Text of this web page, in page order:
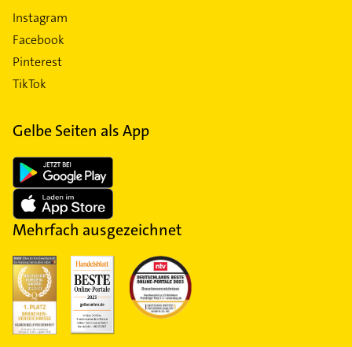
Instagram
Facebook
Pinterest
TikTok
Gelbe Seiten als App
Mehrfach ausgezeichnet